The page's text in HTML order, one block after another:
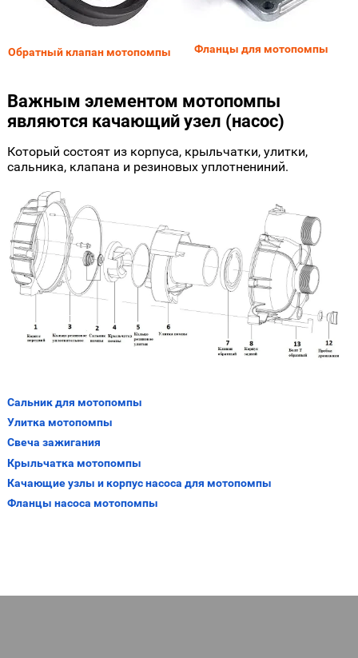
Обратный клапан мотопомпы Фланцы для мотопомпы
Важным элементом мотопомпы
являются качающий узел (насос)
Который состоят из корпуса, крыльчатки, улитки,
сальника, клапана и резиновых уплотнениний.
Сальник для мотопомпы
Улитка мотопомпы
Свеча зажигания
Крыльчатка мотопомпы
Качающие узлы и корпус насоса для мотопомпы
Фланцы насоса мотопомпы